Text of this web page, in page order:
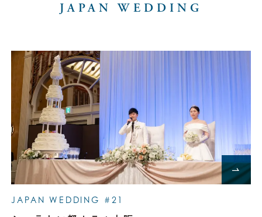
JAPAN WEDDING
JAPAN WEDDING #21